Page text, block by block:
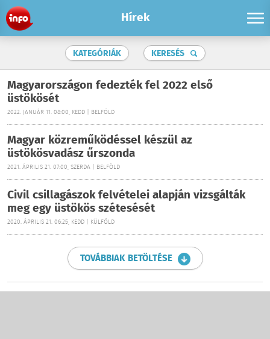
Hírek
KATEGÓRIÁK KERESÉS
Magyarországon fedezték fel 2022 első
üstökösét
2022. JANUÁR 11. 08:00, KEDD | BELFÖLD
Magyar közreműködéssel készül az
üstökösvadász űrszonda
2021. ÁPRILIS 21. 07:00, SZERDA | BELFÖLD
Civil csillagászok felvételei alapján vizsgálták
meg egy üstökös szétesését
2020. ÁPRILIS 21. 06:25, KEDD | KÜLFÖLD
TOVÁBBIAK BETÖLTÉSE